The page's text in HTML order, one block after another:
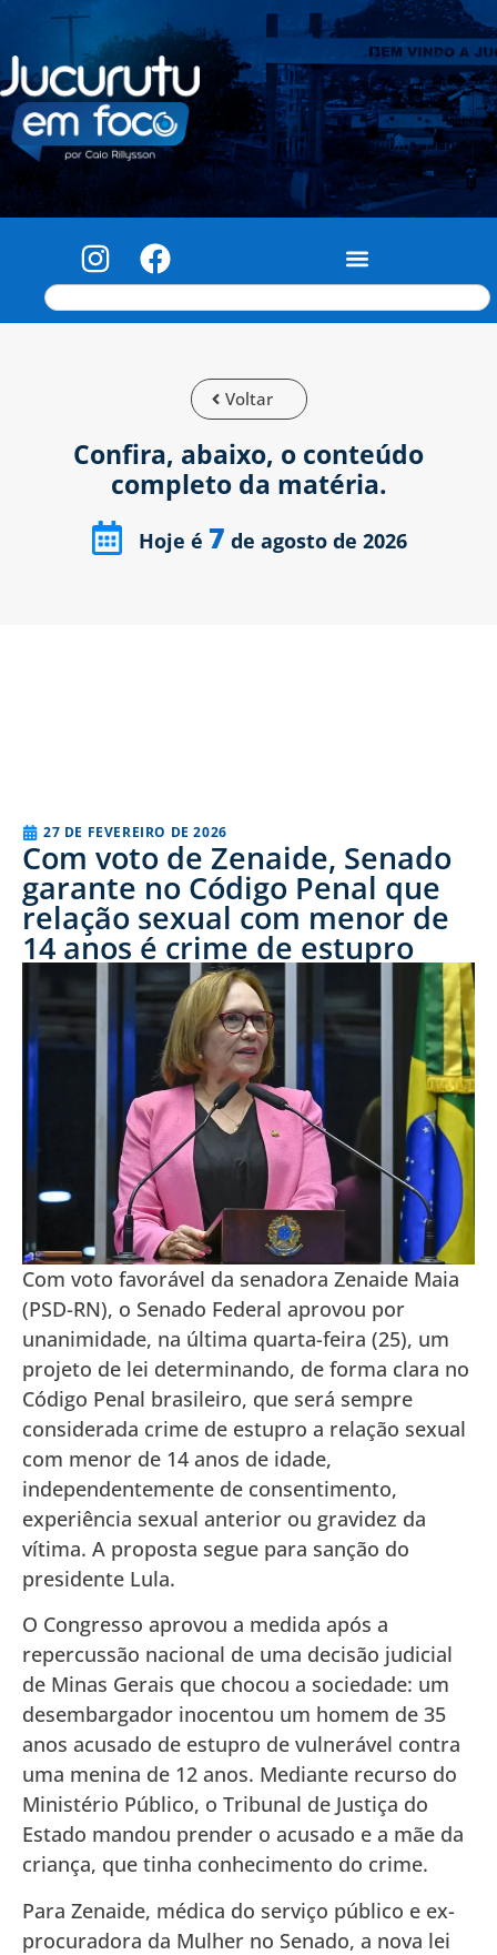
Voltar
Confira, abaixo, o conteúdo
completo da matéria.
Hoje é 7 de agosto de 2026
27 DE FEVEREIRO DE 2026
Com voto de Zenaide, Senado
garante no Código Penal que
relação sexual com menor de
14 anos é crime de estupro
Com voto favorável da senadora Zenaide Maia
(PSD-RN), o Senado Federal aprovou por
unanimidade, na última quarta-feira (25), um
projeto de lei determinando, de forma clara no
Código Penal brasileiro, que será sempre
considerada crime de estupro a relação sexual
com menor de 14 anos de idade,
independentemente de consentimento,
experiência sexual anterior ou gravidez da
vítima. A proposta segue para sanção do
presidente Lula.
O Congresso aprovou a medida após a
repercussão nacional de uma decisão judicial
de Minas Gerais que chocou a sociedade: um
desembargador inocentou um homem de 35
anos acusado de estupro de vulnerável contra
uma menina de 12 anos. Mediante recurso do
Ministério Público, o Tribunal de Justiça do
Estado mandou prender o acusado e a mãe da
criança, que tinha conhecimento do crime.
Para Zenaide, médica do serviço público e ex-
procuradora da Mulher no Senado, a nova lei